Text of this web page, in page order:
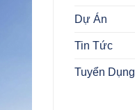
Dự Án
Tin Tức
Tuyển Dụng